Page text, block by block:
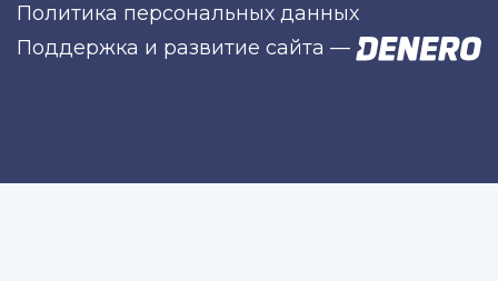
Политика персональных данных
Поддержка и развитие сайта —